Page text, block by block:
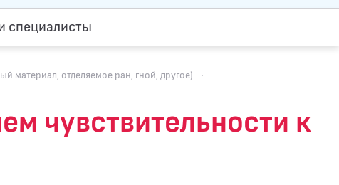
специалисты
материал, отделяемое ран, гной, другое)
·
чувcтвительности к